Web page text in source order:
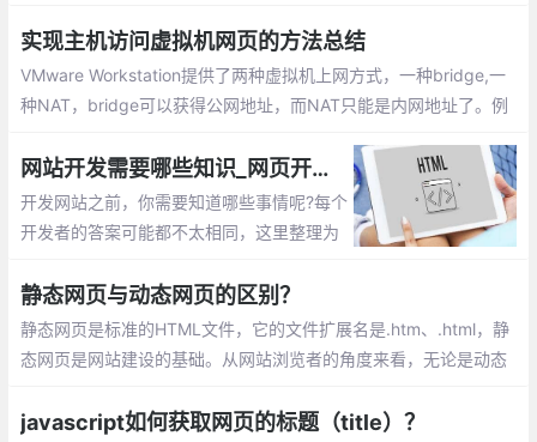
今天我们来介绍一下web页的其它一些文件格式。
实现主机访问虚拟机网页的方法总结
VMware Workstation提供了两种虚拟机上网方式，一种bridge,一
种NAT，bridge可以获得公网地址，而NAT只能是内网地址了。例
映射
网站开发需要哪些知识_网页开发你需要知道的6件事
开发网站之前，你需要知道哪些事情呢?每个
开发者的答案可能都不太相同，这里整理为
(Performance)、搜索引擎优化、技术(Tech
nology)、解决bug
静态网页与动态网页的区别？
静态网页是标准的HTML文件，它的文件扩展名是.htm、.html，静
态网页是网站建设的基础。从网站浏览者的角度来看，无论是动态
开发、管理、维护的角度来看就有很大的差别。
javascript如何获取网页的标题（title）？